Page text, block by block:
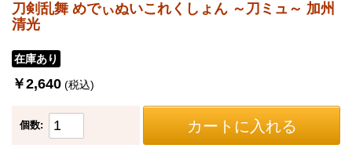
刀剣乱舞 めでぃぬいこれくしょん ～刀ミュ～ 加州
清光
在庫あり
￥2,640 (税込)
個数: カートに入れる